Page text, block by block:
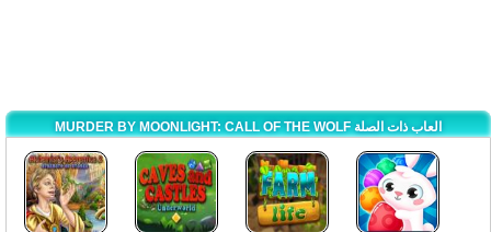
MURDER BY MOONLIGHT: CALL OF THE WOLF العاب ذات الصلة